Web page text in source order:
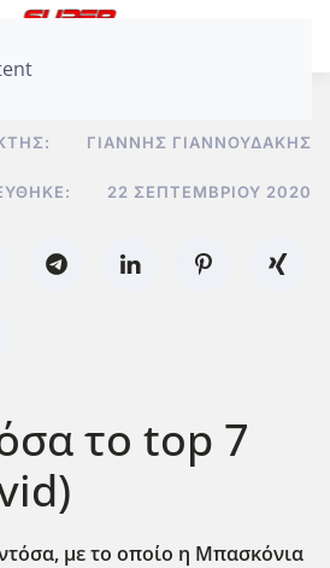
ΓΙΆΝΝΗΣ ΓΙΑΝΝΟΥΔΆΚΗΣ
22 ΣΕΠΤΕΜΒΡΊΟΥ 2020
το top 7
με το οποίο η Μπασκόνια